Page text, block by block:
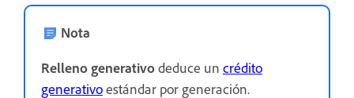
Nota
Relleno generativodeduce un crédito
generativoestándar por generación.